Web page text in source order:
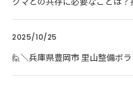
2025/10/25
🙋＼兵庫県豊岡市 里山整備ボ